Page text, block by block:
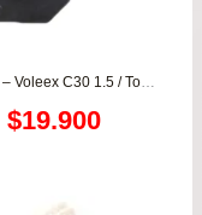
Pastillas de freno Traseras Great Wall M4 1.5 – Voleex C30 1.5 / Toyota Auris – Corolla desde 2007 a 2017 – Urban Cruiser
$19.900